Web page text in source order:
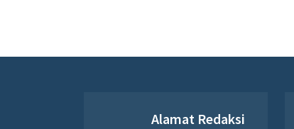
Alamat Redaksi